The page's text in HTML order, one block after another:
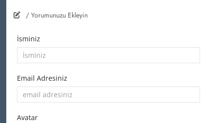
/ Yorumunuzu Ekleyin
İsminiz
Email Adresiniz
Avatar